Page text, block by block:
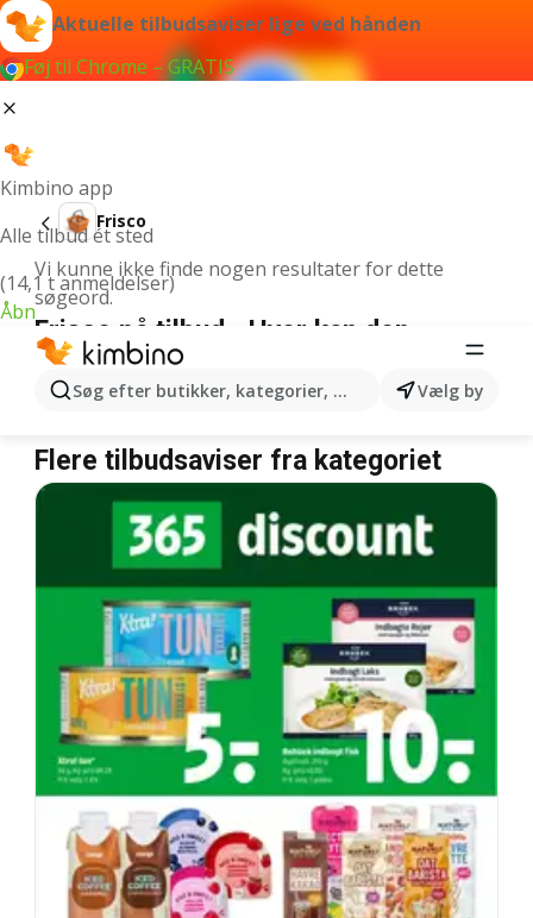
Aktuelle tilbudsaviser lige ved hånden
Føj til Chrome – GRATIS
Kimbino app
Alle tilbud ét sted
(14,1 t anmeldelser)
Åbn
Søg efter butikker, kategorier, produkter...Vælg by
Frisco
Vi kunne ikke finde nogen resultater for dette
søgeord.
Frisco på tilbud - Hvor kan den
købes?
Flere tilbudsaviser fra kategoriet